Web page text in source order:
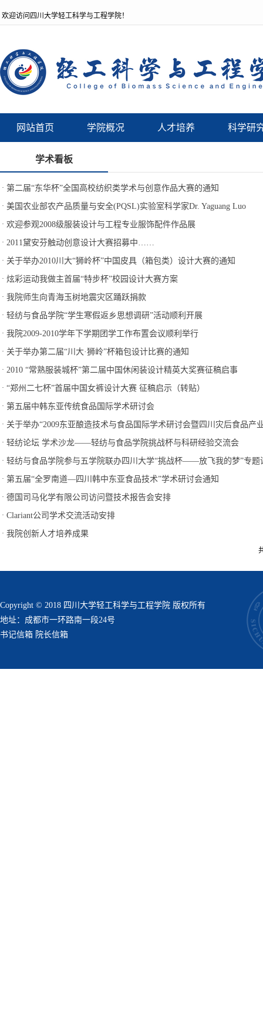
欢迎访问四川大学轻工科学与工程学院！
网站首页 学院概况 人才培养 科学研
学术看板
· 第二届“东华杯”全国高校纺织类学术与创意作品大赛的通知
· 美国农业部农产品质量与安全(PQSL)实验室科学家Dr. Yaguang Luo
· 欢迎参观2008级服装设计与工程专业服饰配件作品展
· 2011黛安芬触动创意设计大赛招募中……
· 关于举办2010川大“狮岭杯”中国皮具（箱包类）设计大赛的通知
· 炫彩运动我做主首届“特步杯”校园设计大赛方案
· 我院师生向青海玉树地震灾区踊跃捐款
· 轻纺与食品学院“学生寒假返乡思想调研”活动顺利开展
· 我院2009-2010学年下学期团学工作布置会议顺利举行
· 关于举办第二届“川大·狮岭”杯箱包设计比赛的通知
· 2010 “常熟服装城杯”第二届中国休闲装设计精英大奖赛征稿启事
· “郑州二七杯”首届中国女裤设计大赛 征稿启示（转贴）
· 第五届中韩东亚传统食品国际学术研讨会
· 关于举办“2009东亚酿造技术与食品国际学术研讨会暨四川灾后食品产
· 轻纺论坛 学术沙龙——轻纺与食品学院挑战杯与科研经验交流会
· 轻纺与食品学院参与五学院联办四川大学“挑战杯——放飞我的梦”专题
· 第五届“全罗南道—四川韩中东亚食品技术”学术研讨会通知
· 德国司马化学有限公司访问暨技术报告会安排
· Clariant公司学术交流活动安排
· 我院创新人才培养成果
Copyright © 2018 四川大学轻工科学与工程学院 版权所有
地址：成都市一环路南一段24号
书记信箱 院长信箱